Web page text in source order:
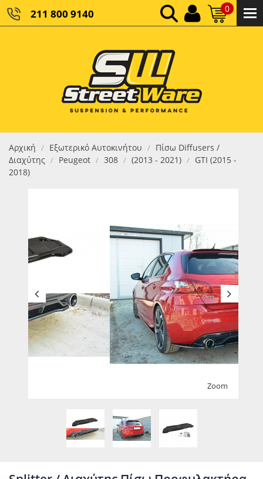
211 800 9140 0
ΚΑΘΑΡΌ ΣΎΝΟΛΟ:
ΤΕΛΙΚΌ ΣΎΝΟΛΟ:0,00 €
Αρχική / Εξωτερικό Αυτοκινήτου / Πίσω Diffusers /
Διαχύτης / Peugeot / 308 / (2013 - 2021) / GTI (2015 -
2018)
Zoom